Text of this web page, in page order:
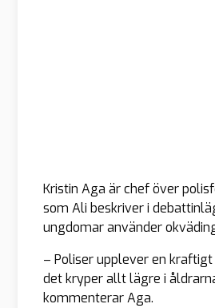
Kristin Aga är chef över
som Ali beskriver i
ungdomar använder
– Poliser upplever en
det kryper allt lägre i
kommenterar Aga.